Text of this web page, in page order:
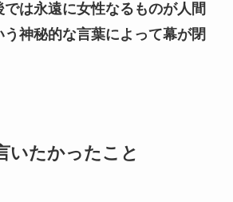
は永遠に女性なるものが人間
神秘的な言葉によって幕が閉
いたかったこと